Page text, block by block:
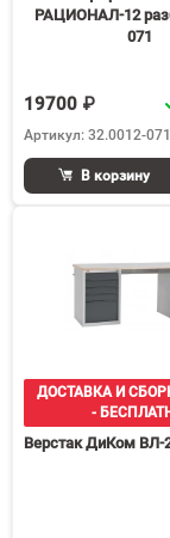
РАЦИОНАЛ-12
071
19700 ₽
Артикул: 32.0012-071
В корзину
ДОСТАВКА И
-
Верстак ДиКом